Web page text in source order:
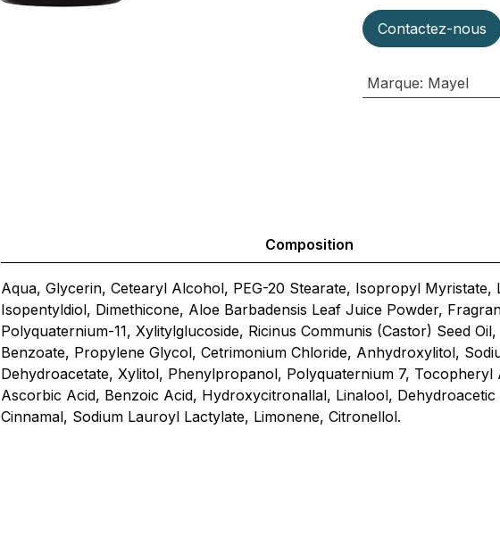
Contactez-nous
Marque: Mayel
Composition
Aqua, Glycerin, Cetearyl Alcohol, PEG-20 Stearate, Isopropyl Myristate,
Isopentyldiol, Dimethicone, Aloe Barbadensis Leaf Juice Powder,
Polyquaternium-11, Xylitylglucoside, Ricinus Communis (Castor) Seed
Benzoate, Propylene Glycol, Cetrimonium Chloride, Anhydroxylitol,
Dehydroacetate, Xylitol, Phenylpropanol, Polyquaternium 7, Tocopheryl
Ascorbic Acid, Benzoic Acid, Hydroxycitronallal, Linalool,
Cinnamal, Sodium Lauroyl Lactylate, Limonene, Citronellol.